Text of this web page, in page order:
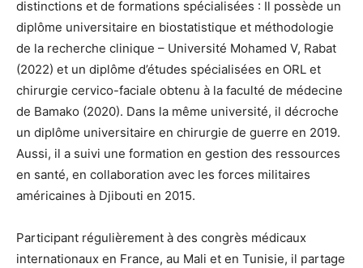
distinctions et de formations spécialisées : Il possède un
diplôme universitaire en biostatistique et méthodologie
de la recherche clinique – Université Mohamed V, Rabat
(2022) et un diplôme d’études spécialisées en ORL et
chirurgie cervico-faciale obtenu à la faculté de médecine
de Bamako (2020). Dans la même université, il décroche
un diplôme universitaire en chirurgie de guerre en 2019.
Aussi, il a suivi une formation en gestion des ressources
en santé, en collaboration avec les forces militaires
américaines à Djibouti en 2015.
Participant régulièrement à des congrès médicaux
internationaux en France, au Mali et en Tunisie, il partage